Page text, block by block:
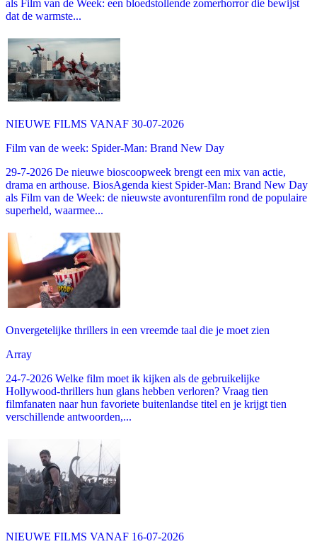
als Film van de Week: een bloedstollende zomerhorror die bewijst
dat de warmste...
NIEUWE FILMS VANAF 30-07-2026
Film van de week: Spider-Man: Brand New Day
29-7-2026 De nieuwe bioscoopweek brengt een mix van actie,
drama en arthouse. BiosAgenda kiest Spider-Man: Brand New Day
als Film van de Week: de nieuwste avonturenfilm rond de populaire
superheld, waarmee...
Onvergetelijke thrillers in een vreemde taal die je moet zien
Array
24-7-2026 Welke film moet ik kijken als de gebruikelijke
Hollywood-thrillers hun glans hebben verloren? Vraag tien
filmfanaten naar hun favoriete buitenlandse titel en je krijgt tien
verschillende antwoorden,...
NIEUWE FILMS VANAF 16-07-2026